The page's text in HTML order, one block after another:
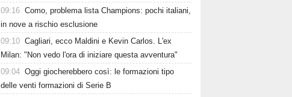
09:16 Como, problema lista Champions: pochi italiani,
in nove a rischio esclusione
09:10 Cagliari, ecco Maldini e Kevin Carlos. L'ex
Milan: "Non vedo l'ora di iniziare questa avventura"
09:04 Oggi giocherebbero così: le formazioni tipo
delle venti formazioni di Serie B